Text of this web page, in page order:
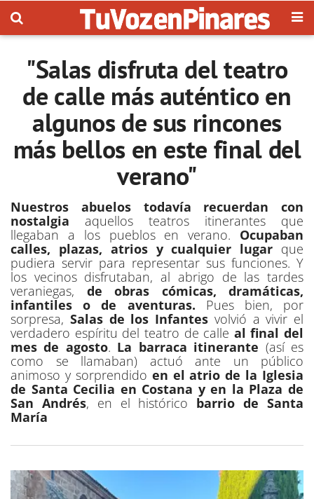
"Salas disfruta del teatro
de calle más auténtico en
algunos de sus rincones
más bellos en este final del
verano"
Nuestros abuelos todavía recuerdan con
nostalgia aquellos teatros itinerantes que
llegaban a los pueblos en verano. Ocupaban
calles, plazas, atrios y cualquier lugar que
pudiera servir para representar sus funciones. Y
los vecinos disfrutaban, al abrigo de las tardes
veraniegas, de obras cómicas, dramáticas,
infantiles o de aventuras. Pues bien, por
sorpresa, Salas de los Infantes volvió a vivir el
verdadero espíritu del teatro de calle al final del
mes de agosto. La barraca itinerante (así es
como se llamaban) actuó ante un público
animoso y sorprendido en el atrio de la Iglesia
de Santa Cecilia en Costana y en la Plaza de
San Andrés, en el histórico barrio de Santa
María